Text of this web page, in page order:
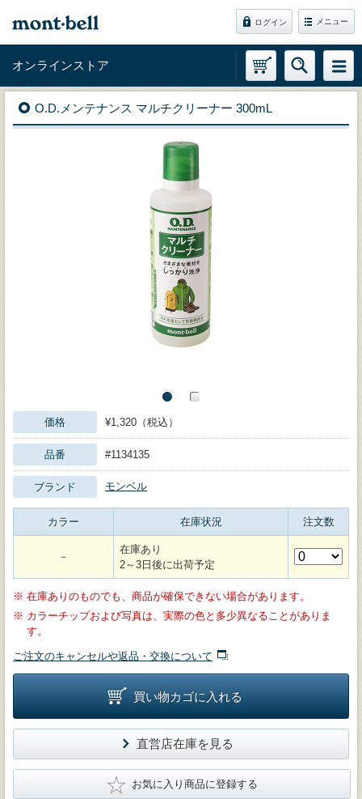
ログイン メニュー
オンラインストア
O.D.メンテナンス マルチクリーナー 300mL
価格 ¥1,320（税込）
品番 #1134135
ブランド モンベル
カラー 在庫状況 注文数
－
在庫あり
2～3日後に出荷予定
※ 在庫ありのものでも、商品が確保できない場合があります。
※ カラーチップおよび写真は、実際の色と多少異なることがありま
す。
ご注文のキャンセルや返品・交換について
買い物カゴに入れる
直営店在庫を見る
★ お気に入り商品に登録する